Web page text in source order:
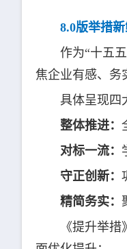
8.0版举措
作为“十五
焦企业有感、务
具体呈现四
整体推进：
对标一流：
守正创新：
精简务实：
《提升举